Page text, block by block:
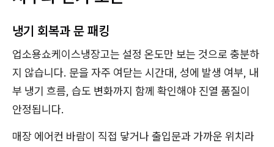
냉기 회복과 문 패킹
업소용쇼케이스냉장고는 설정 온도만 보는 것으로 충분하
지 않습니다. 문을 자주 여닫는 시간대, 성에 발생 여부, 내
부 냉기 흐름, 습도 변화까지 함께 확인해야 진열 품질이
안정됩니다.
매장 에어컨 바람이 직접 닿거나 출입문과 가까운 위치라